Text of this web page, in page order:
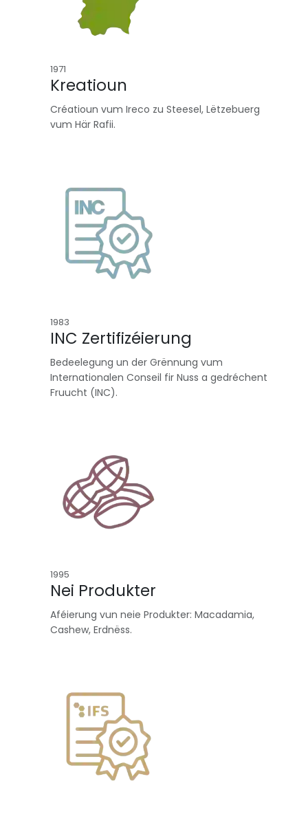
1971
Kreatioun
Créatioun vum Ireco zu Steesel, Lëtzebuerg
vum Här Rafii.
1983
INC Zertifizéierung
Bedeelegung un der Grënnung vum
Internationalen Conseil fir Nuss a gedréchent
Fruucht (INC).
1995
Nei Produkter
Aféierung vun neie Produkter: Macadamia,
Cashew, Erdnëss.